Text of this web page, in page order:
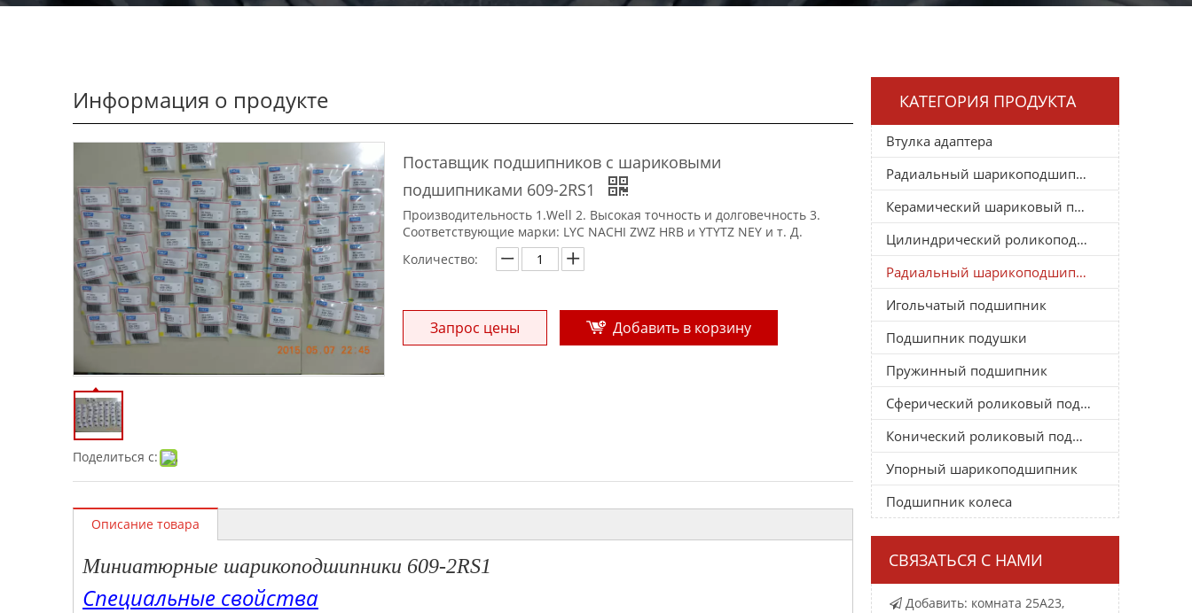
Информация о продукте
Поделиться с:
Поставщик подшипников с шариковыми
подшипниками 609-2RS1
Производительность 1.Well 2. Высокая точность и долговечность 3.
Соответствующие марки: LYC NACHI ZWZ HRB и YTYTZ NEY и т. Д.
Количество:
Запрос цены Добавить в корзину
Описание товара
Миниатюрные шарикоподшипники 609-2RS1
Специальные свойства
КАТЕГОРИЯ ПРОДУКТА
Втулка адаптера
Радиальный шарикоподшипник
Керамический шариковый подшипник
Цилиндрический роликоподшипник
Радиальный шарикоподшипник
Игольчатый подшипник
Подшипник подушки
Пружинный подшипник
Сферический роликовый подшипник
Конический роликовый подшипник
Упорный шарикоподшипник
Подшипник колеса
СВЯЗАТЬСЯ С НАМИ
 Добавить: комната 25A23,